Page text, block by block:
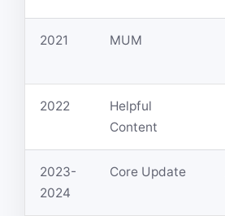
2021 MUM
2022
Helpful
Content
2023-
2024
Core Update